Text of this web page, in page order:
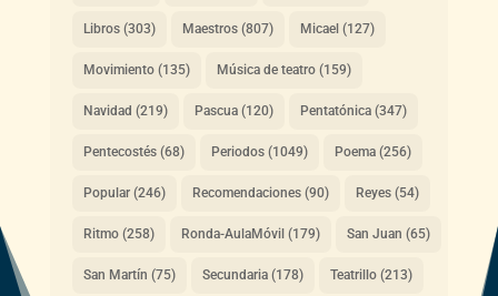
Libros(303) Maestros(807) Micael(127)
Movimiento(135) Música de teatro(159)
Navidad (219) Pascua(120) Pentatónica(347)
Pentecostés(68) Periodos(1049) Poema(256)
Popular(246) Recomendaciones(90) Reyes(54)
Ritmo(258) Ronda-AulaMóvil(179) San Juan (65)
San Martín (75) Secundaria(178) Teatrillo(213)